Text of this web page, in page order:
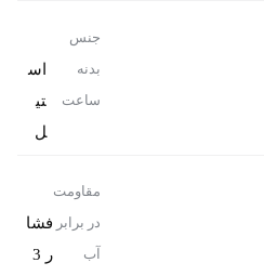
جنس
بدنه
ساعت
اس
تی
ل
مقاومت
در برابر
آب
فشا
ر 3